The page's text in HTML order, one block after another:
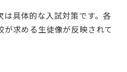
は具体的な入試対策です。各
求める生徒像が反映されて